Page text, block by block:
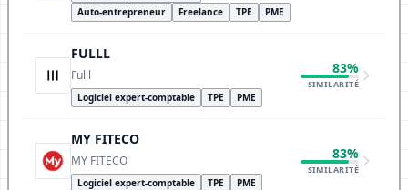
Auto-entrepreneur
Freelance TPE PME
FULLL
Fulll
Logiciel expert-comptable TPE PME
83%
SIMILARITÉ
MY FITECO
MY FITECO
Logiciel expert-comptable TPE PME
83%
SIMILARITÉ